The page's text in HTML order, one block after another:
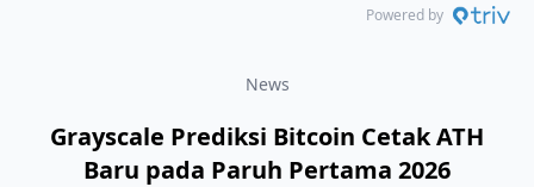
Powered by
News
Grayscale Prediksi Bitcoin Cetak ATH
Baru pada Paruh Pertama 2026